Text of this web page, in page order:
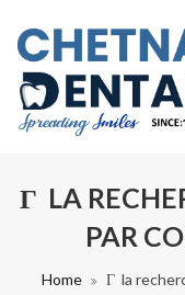
Г LA
PAR
Home Г la